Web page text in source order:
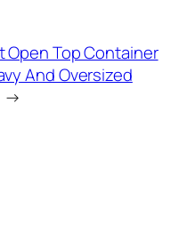
Open Top Container
And Oversized
→